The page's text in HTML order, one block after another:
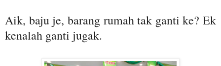
Aik, baju je, barang rumah tak ganti ke? Ek
kenalah ganti jugak.